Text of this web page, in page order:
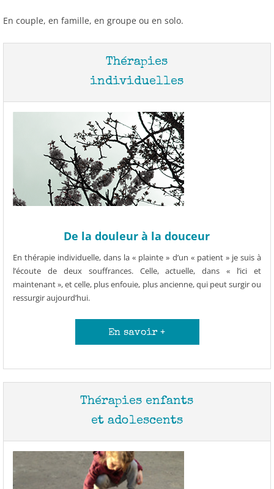
En couple, en famille, en groupe ou en solo.
Thérapies
individuelles
De la douleur à la douceur
En thérapie individuelle, dans la « plainte » d’un « patient » je suis à
l’écoute de deux souffrances. Celle, actuelle, dans « l’ici et
maintenant », et celle, plus enfouie, plus ancienne, qui peut surgir ou
ressurgir aujourd’hui.
En savoir +
Thérapies enfants
et adolescents